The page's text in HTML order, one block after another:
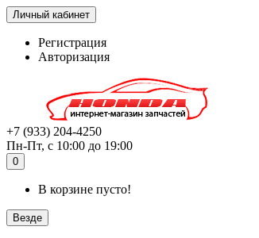
Личный кабинет
Регистрация
Авторизация
+7 (933) 204-4250
Пн-Пт, с 10:00 до 19:00
0
В корзине пусто!
Везде